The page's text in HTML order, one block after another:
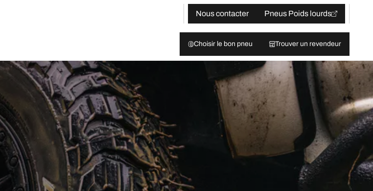
Nous contacter
Pneus Poids lourds
Choisir le bon pneu Trouver un revendeur